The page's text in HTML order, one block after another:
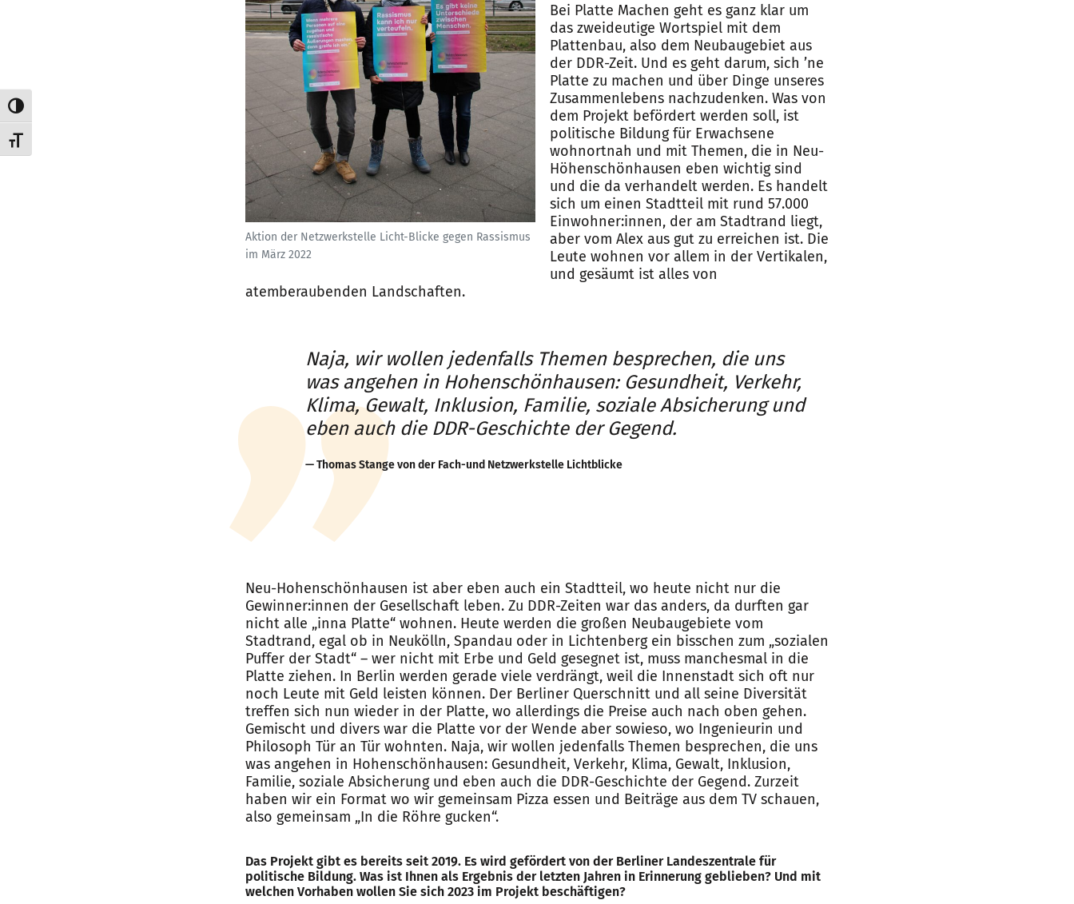
Umschalten auf hohe Kontraste
Schrift vergrößern
Aktion der Netzwerkstelle Licht-Blicke gegen Rassismus
im März 2022
Bei Platte Machen geht es ganz klar um
das zweideutige Wortspiel mit dem
Plattenbau, also dem Neubaugebiet aus
der DDR-Zeit. Und es geht darum, sich ’ne
Platte zu machen und über Dinge unseres
Zusammenlebens nachzudenken. Was von
dem Projekt befördert werden soll, ist
politische Bildung für Erwachsene
wohnortnah und mit Themen, die in Neu-
Höhenschönhausen eben wichtig sind
und die da verhandelt werden. Es handelt
sich um einen Stadtteil mit rund 57.000
Einwohner:innen, der am Stadtrand liegt,
aber vom Alex aus gut zu erreichen ist. Die
Leute wohnen vor allem in der Vertikalen,
und gesäumt ist alles von
atemberaubenden Landschaften.
Naja, wir wollen jedenfalls Themen besprechen, die uns
was angehen in Hohenschönhausen: Gesundheit, Verkehr,
Klima, Gewalt, Inklusion, Familie, soziale Absicherung und
eben auch die DDR-Geschichte der Gegend.
Thomas Stange von der Fach-und Netzwerkstelle Lichtblicke
Neu-Hohenschönhausen ist aber eben auch ein Stadtteil, wo heute nicht nur die
Gewinner:innen der Gesellschaft leben. Zu DDR-Zeiten war das anders, da durften gar
nicht alle „inna Platte“ wohnen. Heute werden die großen Neubaugebiete vom
Stadtrand, egal ob in Neukölln, Spandau oder in Lichtenberg ein bisschen zum „sozialen
Puffer der Stadt“ – wer nicht mit Erbe und Geld gesegnet ist, muss manchesmal in die
Platte ziehen. In Berlin werden gerade viele verdrängt, weil die Innenstadt sich oft nur
noch Leute mit Geld leisten können. Der Berliner Querschnitt und all seine Diversität
treffen sich nun wieder in der Platte, wo allerdings die Preise auch nach oben gehen.
Gemischt und divers war die Platte vor der Wende aber sowieso, wo Ingenieurin und
Philosoph Tür an Tür wohnten. Naja, wir wollen jedenfalls Themen besprechen, die uns
was angehen in Hohenschönhausen: Gesundheit, Verkehr, Klima, Gewalt, Inklusion,
Familie, soziale Absicherung und eben auch die DDR-Geschichte der Gegend. Zurzeit
haben wir ein Format wo wir gemeinsam Pizza essen und Beiträge aus dem TV schauen,
also gemeinsam „In die Röhre gucken“.
Das Projekt gibt es bereits seit 2019. Es wird gefördert von der Berliner Landeszentrale für
politische Bildung. Was ist Ihnen als Ergebnis der letzten Jahren in Erinnerung geblieben? Und mit
welchen Vorhaben wollen Sie sich 2023 im Projekt beschäftigen?